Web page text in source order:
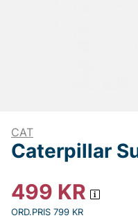
CAT
Caterpillar
499 KR
ORD.PRIS 799 KR